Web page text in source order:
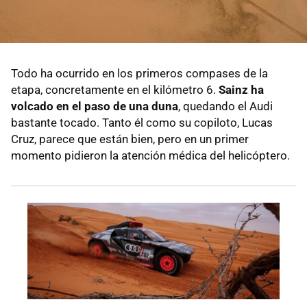
Todo ha ocurrido en los primeros compases de la
etapa, concretamente en el kilómetro 6. Sainz ha
volcado en el paso de una duna, quedando el Audi
bastante tocado. Tanto él como su copiloto, Lucas
Cruz, parece que están bien, pero en un primer
momento pidieron la atención médica del helicóptero.